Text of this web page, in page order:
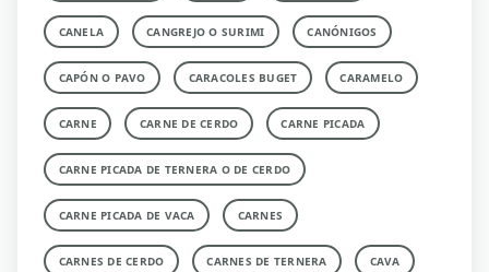
CANELA CANGREJO O SURIMI CANÓNIGOS
CAPÓN O PAVO CARACOLES BUGET CARAMELO
CARNE CARNE DE CERDO CARNE PICADA
CARNE PICADA DE TERNERA O DE CERDO
CARNE PICADA DE VACA CARNES
CARNES DE CERDO CARNES DE TERNERA CAVA